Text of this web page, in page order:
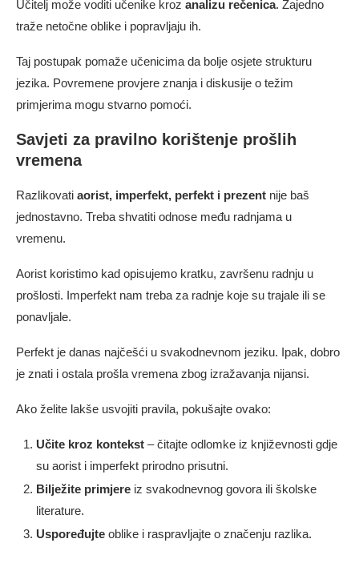
Učitelj može voditi učenike kroz analizu rečenica. Zajedno
traže netočne oblike i popravljaju ih.
Taj postupak pomaže učenicima da bolje osjete strukturu
jezika. Povremene provjere znanja i diskusije o težim
primjerima mogu stvarno pomoći.
Savjeti za pravilno korištenje prošlih
vremena
Razlikovati aorist, imperfekt, perfekt i prezent nije baš
jednostavno. Treba shvatiti odnose među radnjama u
vremenu.
Aorist koristimo kad opisujemo kratku, završenu radnju u
prošlosti. Imperfekt nam treba za radnje koje su trajale ili se
ponavljale.
Perfekt je danas najčešći u svakodnevnom jeziku. Ipak, dobro
je znati i ostala prošla vremena zbog izražavanja nijansi.
Ako želite lakše usvojiti pravila, pokušajte ovako:
Učite kroz kontekst – čitajte odlomke iz književnosti gdje
su aorist i imperfekt prirodno prisutni.
Bilježite primjere iz svakodnevnog govora ili školske
literature.
Uspoređujte oblike i raspravljajte o značenju razlika.